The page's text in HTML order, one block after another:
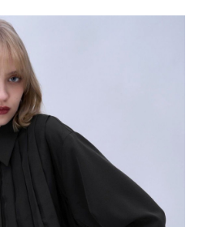
付你分期」於每月結算日後寄送繳費提
「超商條碼／台灣大直營門市／銀行轉
通路繳費。
公司」（以下簡稱本公司）所提供，讓
商品或服務，並由商店將買賣／分期付款
用本公司帳單繳交帳款。
」之契約關係目的，商店將以您的個人
供予台灣大哥大進項蒐集、處理及利用，
資料之確認、核對及更正。
結：
https://oppay.tw/userRule
再付款。
後付」後，將跳轉至「AFTEE先享後付」
後，即可完成結帳。
通知簡訊。
點擊此簡訊中的連結，可透過四大超商／
付款，方視為交易完成。
立刻繳費，但若您需要取消訂單，請聯絡
之訂單仍視為有效，需透過AFTEE先享
後付 」之結帳頁面顯示為準，若有關於
等相關疑問，請聯繫「AFTEE先享後付
support/home
)免運費
)免運費
上)免運費
)免運費
)免運費